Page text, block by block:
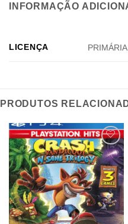
INFORMAÇÃO
LICENÇA
PRODUTOS